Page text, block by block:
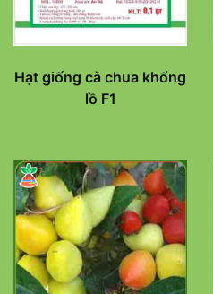
Hạt giống cà chua khổng
lồ F1